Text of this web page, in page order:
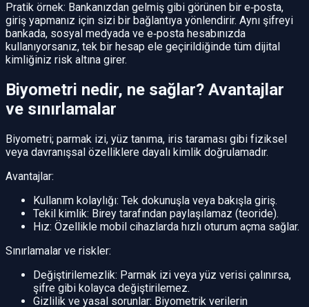
Pratik örnek: Bankanızdan gelmiş gibi görünen bir e‑posta,
giriş yapmanız için sizi bir bağlantıya yönlendirir. Aynı şifreyi
bankada, sosyal medyada ve e‑posta hesabınızda
kullanıyorsanız, tek bir hesap ele geçirildiğinde tüm dijital
kimliğiniz risk altına girer.
Biyometri nedir, ne sağlar? Avantajlar
ve sınırlamalar
Biyometri; parmak izi, yüz tanıma, iris taraması gibi fiziksel
veya davranışsal özelliklere dayalı kimlik doğrulamadır.
Avantajlar:
Kullanım kolaylığı: Tek dokunuşla veya bakışla giriş.
Tekil kimlik: Birey tarafından paylaşılamaz (teoride).
Hız: Özellikle mobil cihazlarda hızlı oturum açma sağlar.
Sınırlamalar ve riskler:
Değiştirilemezlik: Parmak izi veya yüz verisi çalınırsa,
şifre gibi kolayca değiştirilemez.
Gizlilik ve yasal sorunlar: Biyometrik verilerin